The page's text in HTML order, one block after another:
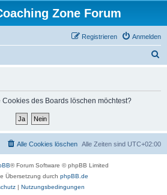
Zone Forum
Anmelden
Registrieren
Cookies des Boards löschen möchtest?
Alle Zeiten sind UTC+02:00
Alle Cookies löschen
® Forum Software © phpBB Limited
Übersetzung durch phpBB.de
| Nutzungsbedingungen